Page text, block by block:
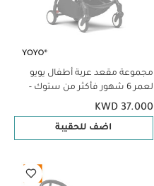
مجموعة مقعد عربة أطفال يويو
لعمر 6 شهور فأكثر من ستوك -
أخضر زيتوني
KWD 37.000
اضف للحقيبة